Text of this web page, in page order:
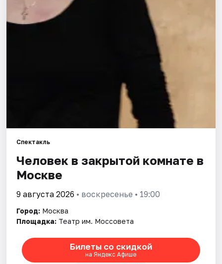
Артисты
Спектакль
Человек в закрытой комнате в
Москве
9 августа 2026 • воскресенье • 19:00
Город: Москва
Площадка: Театр им. Моссовета
Билеты со скидкой
на Яндекс Афише